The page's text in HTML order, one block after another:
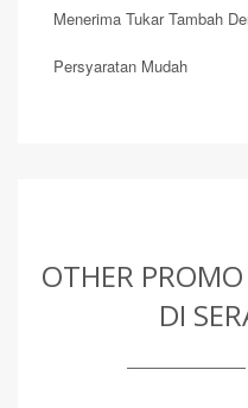
Menerima Tukar Tambah
Persyaratan Mudah
OTHER
DI